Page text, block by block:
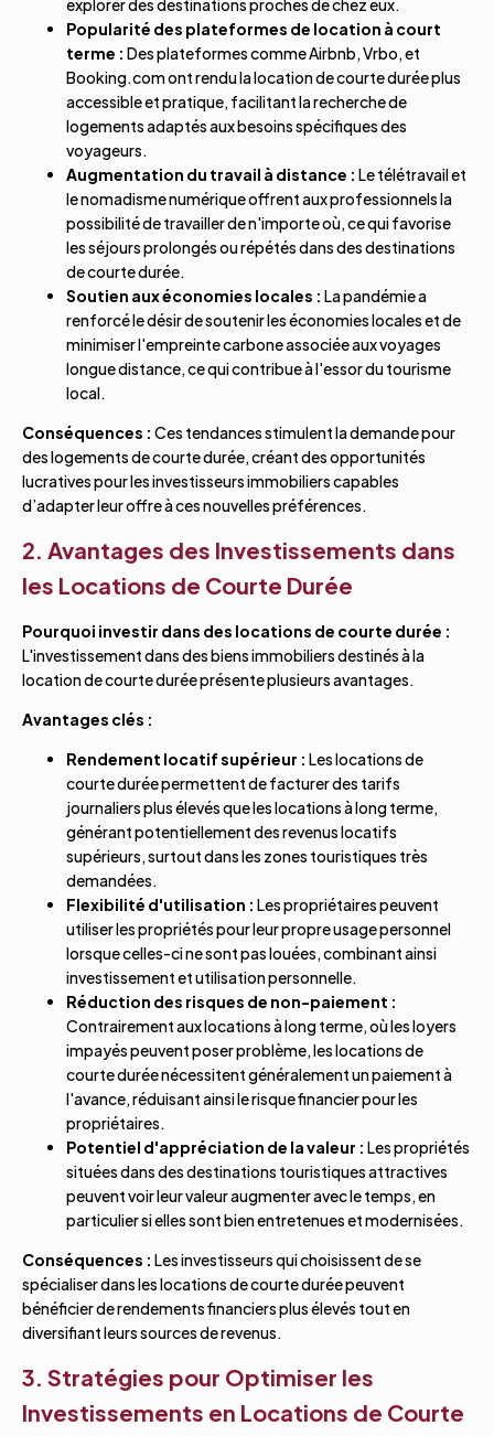
Popularité des plateformes de location à court
terme : Des plateformes comme Airbnb, Vrbo, et
Booking.com ont rendu la location de courte durée plus
accessible et pratique, facilitant la recherche de
logements adaptés aux besoins spécifiques des
voyageurs.
Augmentation du travail à distance : Le télétravail et
le nomadisme numérique offrent aux professionnels la
possibilité de travailler de n'importe où, ce qui favorise
les séjours prolongés ou répétés dans des destinations
de courte durée.
Soutien aux économies locales : La pandémie a
renforcé le désir de soutenir les économies locales et de
minimiser l'empreinte carbone associée aux voyages
longue distance, ce qui contribue à l'essor du tourisme
local.
Conséquences : Ces tendances stimulent la demande pour
des logements de courte durée, créant des opportunités
lucratives pour les investisseurs immobiliers capables
d’adapter leur offre à ces nouvelles préférences.
2. Avantages des Investissements dans
les Locations de Courte Durée
Pourquoi investir dans des locations de courte durée :
L'investissement dans des biens immobiliers destinés à la
location de courte durée présente plusieurs avantages.
Avantages clés :
Rendement locatif supérieur : Les locations de
courte durée permettent de facturer des tarifs
journaliers plus élevés que les locations à long terme,
générant potentiellement des revenus locatifs
supérieurs, surtout dans les zones touristiques très
demandées.
Flexibilité d'utilisation : Les propriétaires peuvent
utiliser les propriétés pour leur propre usage personnel
lorsque celles-ci ne sont pas louées, combinant ainsi
investissement et utilisation personnelle.
Réduction des risques de non-paiement :
Contrairement aux locations à long terme, où les loyers
impayés peuvent poser problème, les locations de
courte durée nécessitent généralement un paiement à
l'avance, réduisant ainsi le risque financier pour les
propriétaires.
Potentiel d'appréciation de la valeur : Les propriétés
situées dans des destinations touristiques attractives
peuvent voir leur valeur augmenter avec le temps, en
particulier si elles sont bien entretenues et modernisées.
Conséquences : Les investisseurs qui choisissent de se
spécialiser dans les locations de courte durée peuvent
bénéficier de rendements financiers plus élevés tout en
diversifiant leurs sources de revenus.
3. Stratégies pour Optimiser les
Investissements en Locations de Courte